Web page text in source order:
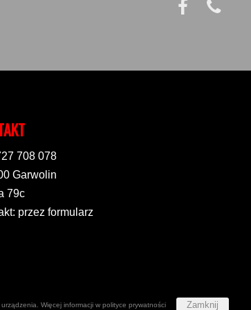
708 078
Garwolin
79c
przez formularz
Więcej informacji w polityce prywatności Zamknij